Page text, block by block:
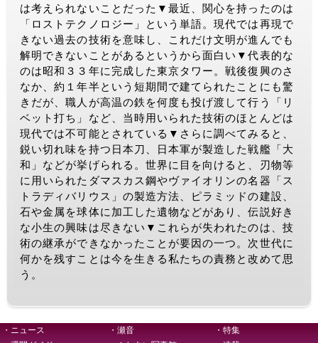
は考えられないことだった▼最近、関心を持ったのは
「ロストテクノロジー」という単語。現代では再現で
きない過去の技術を意味し、これだけ文明が進んでも
解明できないことがあるというから面白い▼代表的な
のは昭和３３年に完成した東京タワー。戦後復興のさ
なか、約１年半という短期間で建てられたことにも驚
きだが、職人が高温の鉄を何度も投げ渡して行う「リ
ベット打ち」など、当時用いられた技術のほとんどは
現代では不可能とされている▼さらに調べてみると、
鋭い切れ味を持つ日本刀、日本軍が製造した戦艦「大
和」などが挙げられる。世界に目を向けると、刃物等
に用いられたダマスカス鋼やヴァイオリンの名器「ス
トラディバリウス」の製造方法、ピラミッドの建設、
石や金属を球体に加工した遺物などがあり、伝説好き
な小生の興味は尽きない▼これらが失われたのは、技
術の継承ができなかったことが要因の一つ。次世代に
何かを残すことは今を生きる私たちの責務と改めて思
う。
・ニュース ・瀬音
・特集